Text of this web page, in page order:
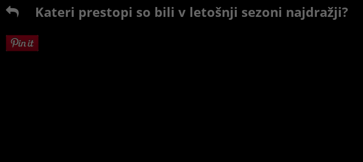
Kateri prestopi so bili v letošnji sezoni najdražji?